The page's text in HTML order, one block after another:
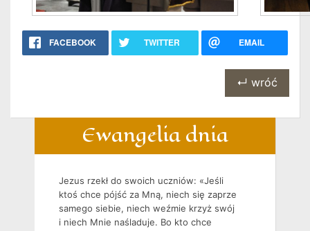
FACEBOOK TWITTER EMAIL
↵ wróć
Ewangelia dnia
Jezus rzekł do swoich uczniów: «Jeśli
ktoś chce pójść za Mną, niech się zaprze
samego siebie, niech weźmie krzyż swój
i niech Mnie naśladuje. Bo kto chce